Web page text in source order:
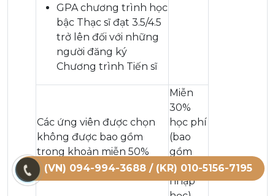
GPA chương trình học
bậc Thạc sĩ đạt 3.5/4.5
trở lên đối với những
người đăng ký
Chương trình Tiến sĩ
Các ứng viên được chọn
không được bao gồm
trong khoản miễn 50%
học phí ở trên
Miễn
30%
học phí
(bao
gồm
phí
nhập
(VN) 094-994-3688 / (KR) 010-5156-7195